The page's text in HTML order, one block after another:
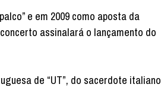
e em 2009 como aposta da
assinalará o lançamento do
de “UT”, do sacerdote italiano